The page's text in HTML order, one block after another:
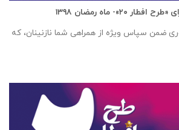
ماه رمضان ۱۳۹۸
ضمن سپاس ویژه از همراهی شما نازنینان، که